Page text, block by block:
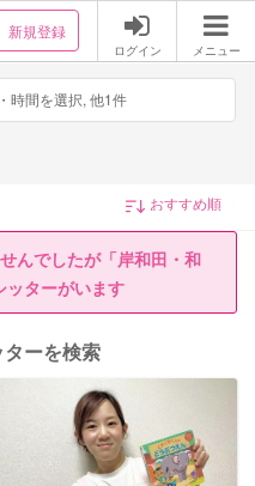
新規登録
ログイン メニュー
時間を選択, 他1件
んでしたが「岸和田・和
ッターがいます
ーを検索